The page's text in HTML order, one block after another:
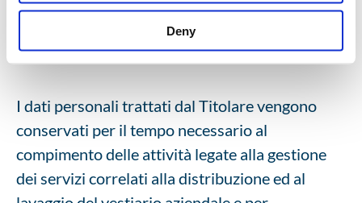
Deny
I dati personali trattati dal Titolare vengono
conservati per il tempo necessario al
compimento delle attività legate alla gestione
dei servizi correlati alla distribuzione ed al